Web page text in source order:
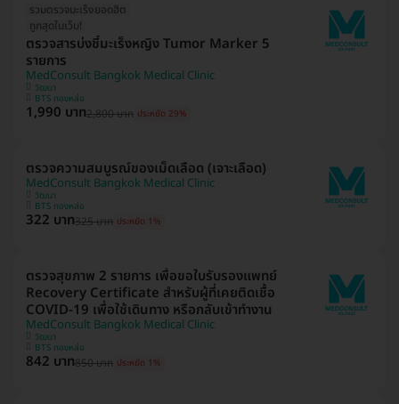
รวมตรวจมะเร็งยอดฮิต
ถูกสุดในเว็บ!
ตรวจสารบ่งชี้มะเร็งหญิง Tumor Marker 5
รายการ
MedConsult Bangkok Medical Clinic
วัฒนา
BTS ทองหล่อ
1,990 บาท2,800 บาท ประหยัด 29%
ตรวจความสมบูรณ์ของเม็ดเลือด (เจาะเลือด)
MedConsult Bangkok Medical Clinic
วัฒนา
BTS ทองหล่อ
322 บาท325 บาท ประหยัด 1%
ตรวจสุขภาพ 2 รายการ เพื่อขอใบรับรองแพทย์
Recovery Certificate สำหรับผู้ที่เคยติดเชื้อ
COVID-19 เพื่อใช้เดินทาง หรือกลับเข้าทำงาน
MedConsult Bangkok Medical Clinic
วัฒนา
BTS ทองหล่อ
842 บาท850 บาท ประหยัด 1%